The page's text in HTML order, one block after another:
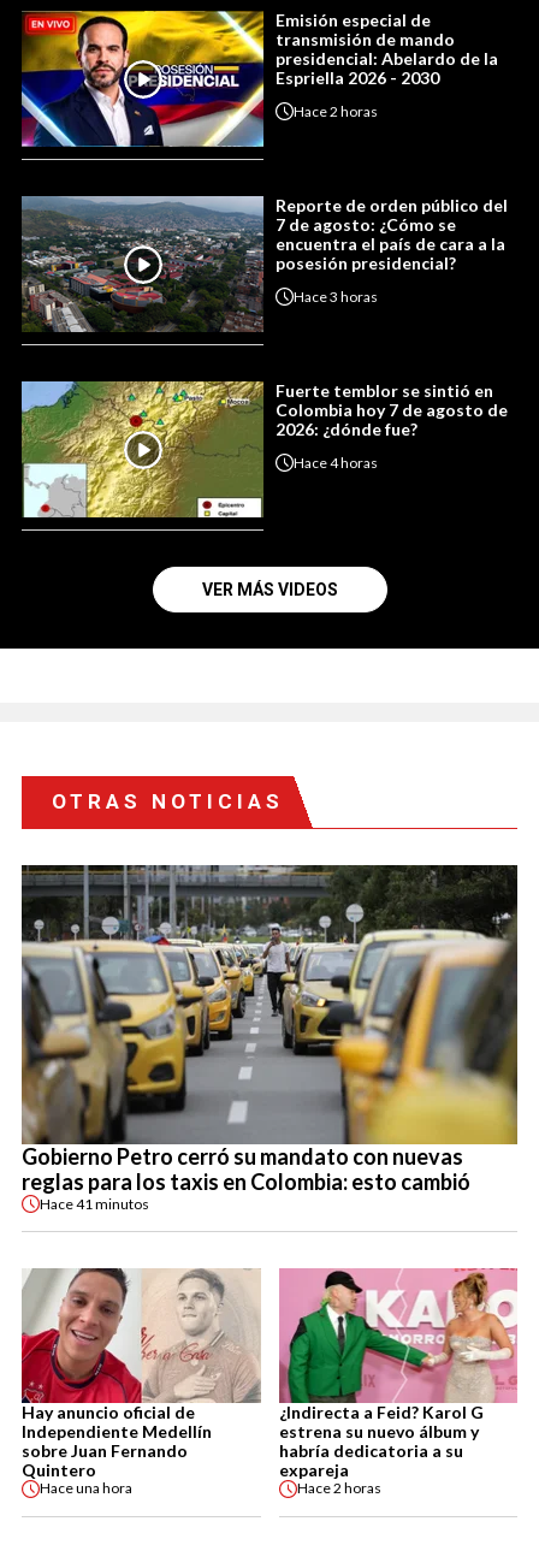
Emisión especial de
transmisión de mando
presidencial: Abelardo de la
Espriella 2026 - 2030
Hace2 horas
Reporte de orden público del
7 de agosto: ¿Cómo se
encuentra el país de cara a la
posesión presidencial?
Hace3 horas
Fuerte temblor se sintió en
Colombia hoy 7 de agosto de
2026: ¿dónde fue?
Hace4 horas
VER MÁS VIDEOS
OTRAS NOTICIAS
Gobierno Petro cerró su mandato con nuevas
reglas para los taxis en Colombia: esto cambió
Hace41 minutos
Hay anuncio oficial de
Independiente Medellín
sobre Juan Fernando
Quintero
Haceuna hora
¿Indirecta a Feid? Karol G
estrena su nuevo álbum y
habría dedicatoria a su
expareja
Hace2 horas